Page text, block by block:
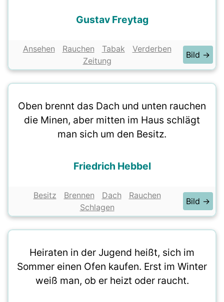
Gustav Freytag
Ansehen Rauchen Tabak
Verderben
Zeitung
Bild →
Oben brennt das Dach und unten rauchen
die Minen, aber mitten im Haus schlägt
man sich um den Besitz.
Friedrich Hebbel
Besitz Brennen Dach
Rauchen
Schlagen
Bild →
Heiraten in der Jugend heißt, sich im
Sommer einen Ofen kaufen. Erst im Winter
weiß man, ob er heizt oder raucht.